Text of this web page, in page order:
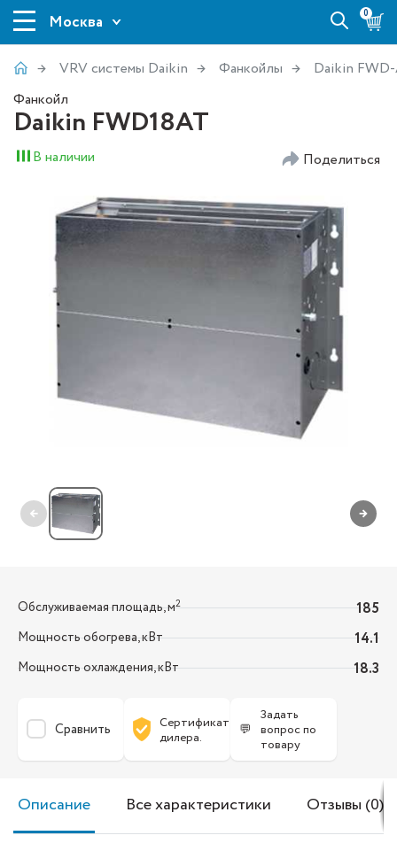
Москва 0
VRV системы Daikin Фанкойлы
Daikin
Фанкойл
Daikin FWD18AT
В наличии Поделиться
← →
Обслуживаемая площадь, м2 185
Мощность обогрева, кВт 14.1
Мощность охлаждения, кВт 18.3
Сравнить
Сертификат
дилера.
💬
Задать
вопрос по
товару
Описание Все характеристики Отзывы (0)